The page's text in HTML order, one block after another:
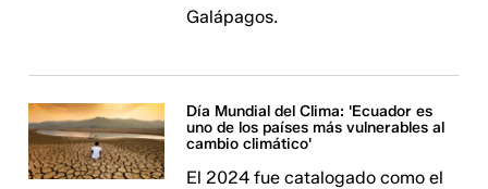
Galápagos.
Día Mundial del Clima: 'Ecuador es
uno de los países más vulnerables al
cambio climático'
El 2024 fue catalogado como el